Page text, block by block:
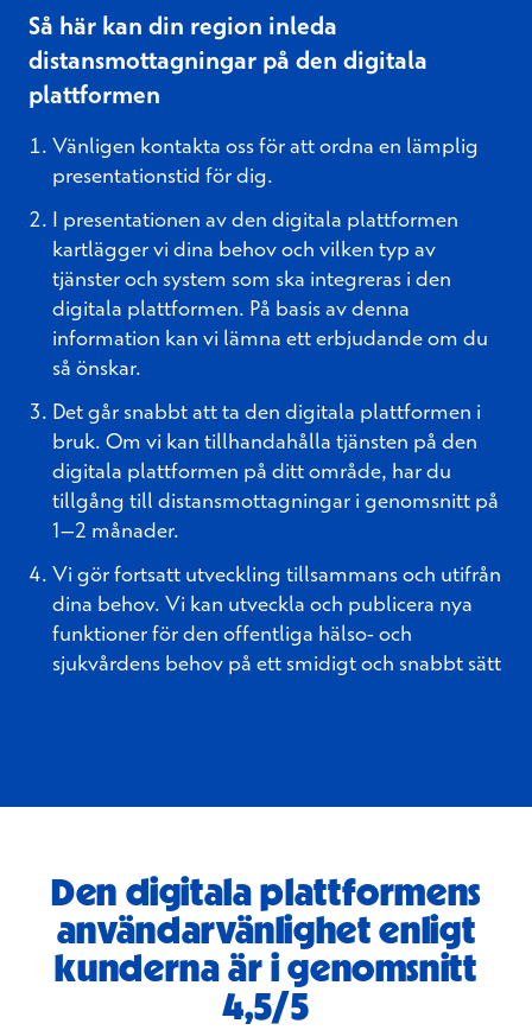
Så här kan din region inleda
distansmottagningar på den digitala
plattformen
Vänligen kontakta oss för att ordna en lämplig
presentationstid för dig.
I presentationen av den digitala plattformen
kartlägger vi dina behov och vilken typ av
tjänster och system som ska integreras i den
digitala plattformen. På basis av denna
information kan vi lämna ett erbjudande om du
så önskar.
Det går snabbt att ta den digitala plattformen i
bruk. Om vi kan tillhandahålla tjänsten på den
digitala plattformen på ditt område, har du
tillgång till distansmottagningar i genomsnitt på
1–2 månader.
Vi gör fortsatt utveckling tillsammans och utifrån
dina behov. Vi kan utveckla och publicera nya
funktioner för den offentliga hälso- och
sjukvårdens behov på ett smidigt och snabbt sätt
Den digitala plattformens
användarvänlighet enligt
kunderna är i genomsnitt
4,5/5